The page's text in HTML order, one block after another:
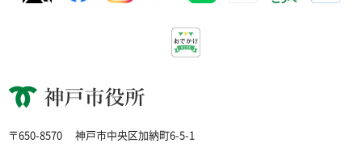
神戸市役所
〒650-8570 神戸市中央区加納町6-5-1